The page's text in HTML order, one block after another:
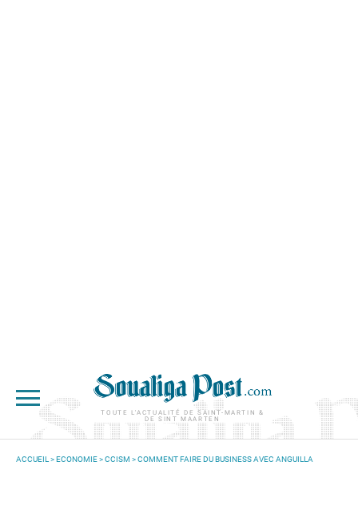
TOUTE L'ACTUALITÉ DE SAINT-MARTIN &
DE SINT MAARTEN
ACCUEIL >ECONOMIE>CCISM > COMMENT FAIRE DU BUSINESS AVEC ANGUILLA